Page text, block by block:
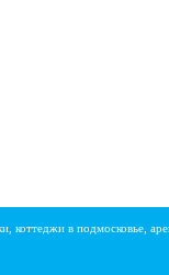
коттеджи в подмосковье,